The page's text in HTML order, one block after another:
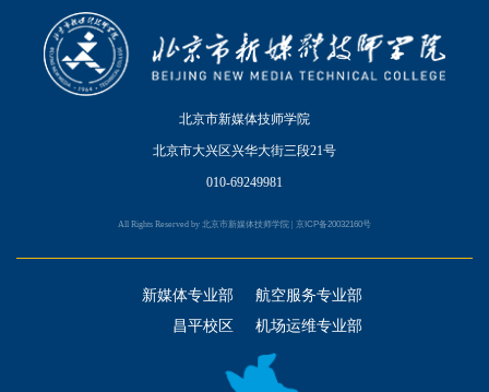
北京市新媒体技师学院
北京市大兴区兴华大街三段21号
010-69249981
All Rights Reserved by 北京市新媒体技师学院 | 京ICP备20032160号
新媒体专业部
航空服务专业部
昌平校区
机场运维专业部